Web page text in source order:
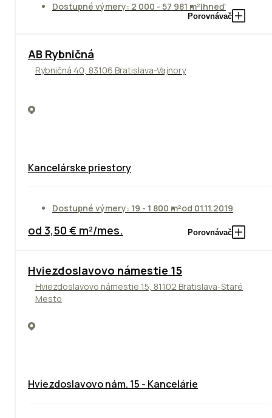
Dostupné výmery: 2 000 - 57 981 m²Ihneď
Porovnávač
AB Rybničná
Rybničná 40, 83106 Bratislava-Vajnory
Kancelárske priestory
Dostupné výmery: 19 - 1 800 m²od 01.11.2019
od 3,50 € m²/mes. Porovnávač
ODPORÚČAME
Hviezdoslavovo námestie 15
Hviezdoslavovo námestie 15, 81102 Bratislava-Staré
Mesto
Hviezdoslavovo nám. 15 - Kancelárie